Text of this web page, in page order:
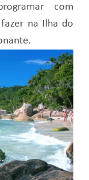
com
na Ilha do